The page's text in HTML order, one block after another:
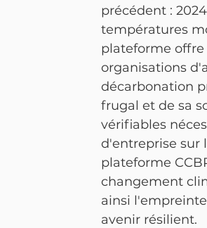
précédent :
températures
plateforme
organisations
décarbonation
frugal et de sa
vérifiables
d'entreprise sur
plateforme
changement
ainsi
avenir résilient.